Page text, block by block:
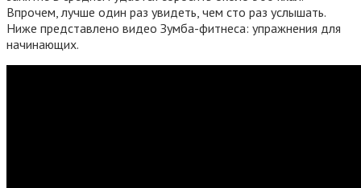
Впрочем, лучше один раз увидеть, чем сто раз услышать.
Ниже представлено видео Зумба-фитнеса: упражнения для
начинающих.